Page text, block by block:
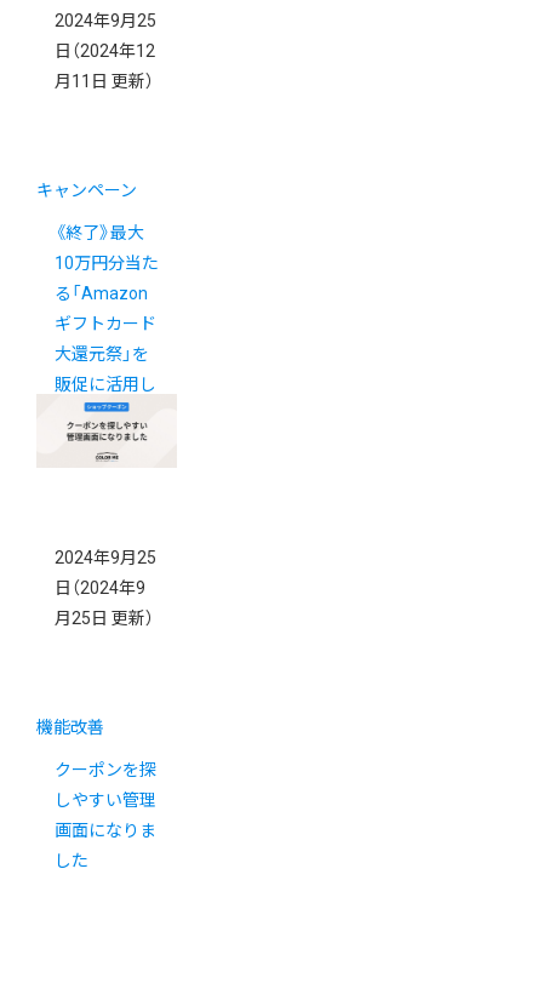
2024年9月25
日 （2024年12
月11日 更新）
キャンペーン
《終了》最大
10万円分当た
る「Amazon
ギフトカード
大還元祭」を
販促に活用し
ましょう！
2024年9月25
日 （2024年9
月25日 更新）
機能改善
クーポンを探
しやすい管理
画面になりま
した